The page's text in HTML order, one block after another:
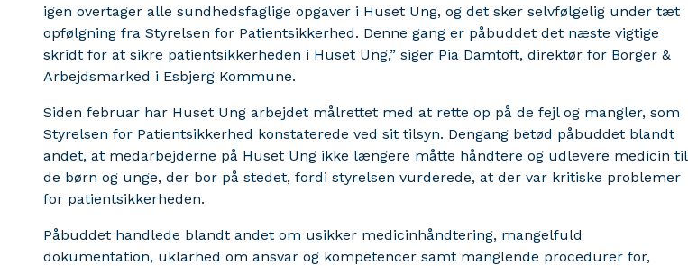
igen overtager alle sundhedsfaglige opgaver i Huset Ung, og det sker selvfølgelig under tæt
opfølgning fra Styrelsen for Patientsikkerhed. Denne gang er påbuddet det næste vigtige
skridt for at sikre patientsikkerheden i Huset Ung,” siger Pia Damtoft, direktør for Borger &
Arbejdsmarked i Esbjerg Kommune.
Siden februar har Huset Ung arbejdet målrettet med at rette op på de fejl og mangler, som
Styrelsen for Patientsikkerhed konstaterede ved sit tilsyn. Dengang betød påbuddet blandt
andet, at medarbejderne på Huset Ung ikke længere måtte håndtere og udlevere medicin til
de børn og unge, der bor på stedet, fordi styrelsen vurderede, at der var kritiske problemer
for patientsikkerheden.
Påbuddet handlede blandt andet om usikker medicinhåndtering, mangelfuld
dokumentation, uklarhed om ansvar og kompetencer samt manglende procedurer for,